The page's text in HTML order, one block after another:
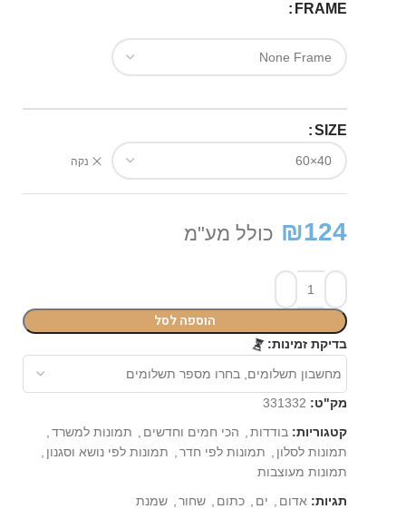
FRAME
SIZE
נקה
₪124 כולל מע"מ
הוספה לסל
בדיקת זמינות:⏳
מק"ט: 331332
קטגוריות: בודדות הכי חמים וחדשים תמונות למשרד
תמונות לסלון
תמונות לפי חדר תמונות לפי נושא וסגנון
תמונות מעוצבות
תגיות: אדום ים כתום שחור שמנת